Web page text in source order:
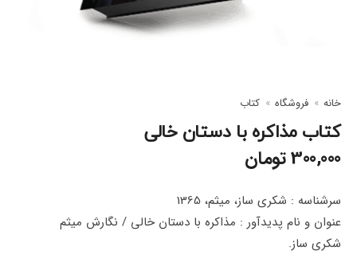
خانه فروشگاه کتاب
کتاب مذاکره با دستان خالی
300,000تومان
سرشناسه : شکری ساز، میثم، 1365
عنوان و نام پدیدآور : مذاکره با دستان خالی / نگارش میثم
شکری ساز.